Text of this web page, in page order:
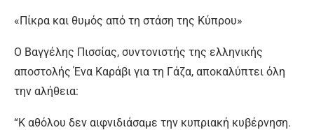
«Πίκρα και θυμός από τη στάση της Κύπρου»
Ο Βαγγέλης Πισσίας, συντονιστής της ελληνικής
αποστολής Ένα Καράβι για τη Γάζα, αποκαλύπτει όλη
την αλήθεια:
“Κ αθόλου δεν αιφνιδιάσαμε την κυπριακή κυβέρνηση.